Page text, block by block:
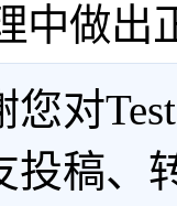
中做出
您对
投稿、